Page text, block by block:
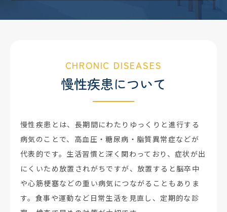
CHRONIC DISEASES
慢性疾患について
慢性疾患とは、長期間にわたりゆっくりと進行する
病気のことで、高血圧・糖尿病・脂質異常症などが
代表的です。生活習慣と深く関わっており、症状が出
にくいため放置されがちですが、放置すると脳卒中
や心筋梗塞などの重い病気につながることもありま
す。食事や運動など日常生活を見直し、定期的な診